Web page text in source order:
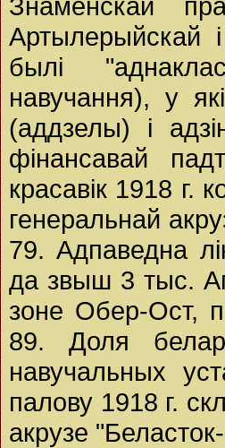
Артылерыйскай
былі
навучання), у
(аддзелы) і
фінансавай
красавік 1918 г.
генеральнай
79. Адпаведна
да звыш 3 тыс.
зоне Обер-Ост,
89. Доля
навучальных
палову 1918 г.
акрузе